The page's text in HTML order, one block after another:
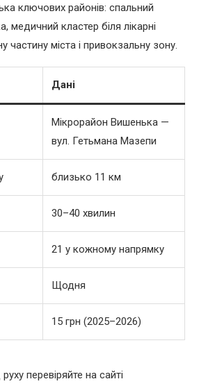
ключових районів: спальний
медичний кластер біля лікарні
частину міста і привокзальну зону.
Дані
Мікрорайон Вишенька —
вул. Гетьмана Мазепи
близько 11 км
30–40 хвилин
21 у кожному напрямку
Щодня
15 грн (2025–2026)
перевіряйте на сайті